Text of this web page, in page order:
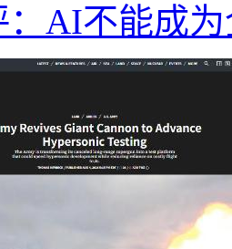
：AI不能成